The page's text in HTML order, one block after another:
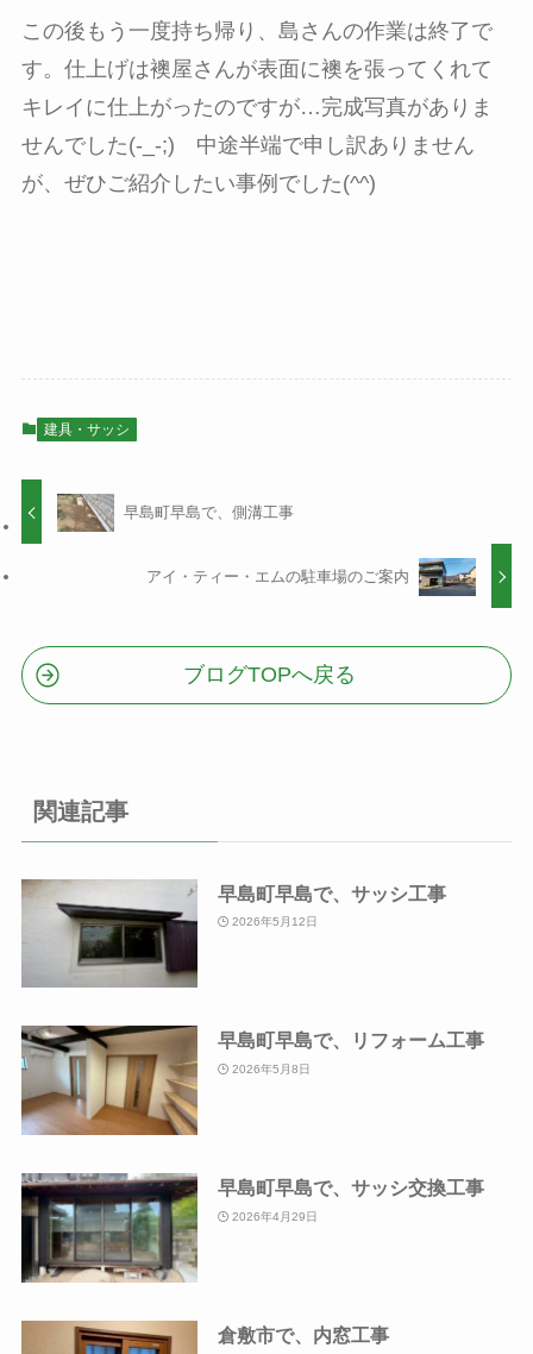
この後もう一度持ち帰り、島さんの作業は終了で
す。仕上げは襖屋さんが表面に襖を張ってくれて
キレイに仕上がったのですが…完成写真がありま
せんでした(-_-;) 中途半端で申し訳ありません
が、ぜひご紹介したい事例でした(^^)
建具・サッシ
早島町早島で、側溝工事
アイ・ティー・エムの駐車場のご案内
ブログTOPへ戻る
関連記事
早島町早島で、サッシ工事
2026年5月12日
早島町早島で、リフォーム工事
2026年5月8日
早島町早島で、サッシ交換工事
2026年4月29日
倉敷市で、内窓工事